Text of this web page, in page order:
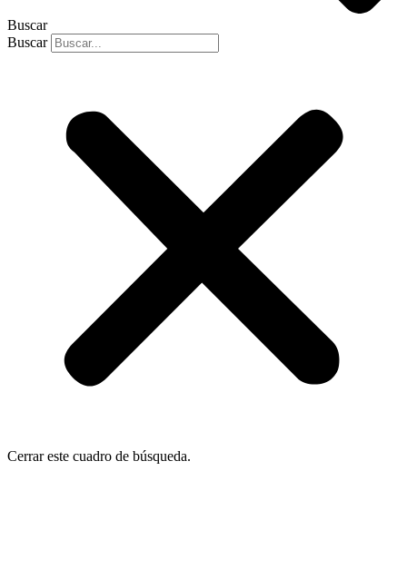
Buscar
Buscar
Cerrar este cuadro de búsqueda.